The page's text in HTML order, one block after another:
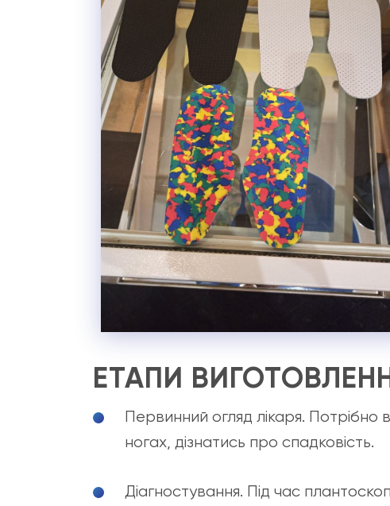
ЕТАПИ
Первинний огляд лікаря.
ногах, дізнатись про спадковість.
Діагностування. Під час